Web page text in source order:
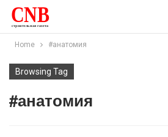
Home #анатомия
Browsing Tag
#анатомия